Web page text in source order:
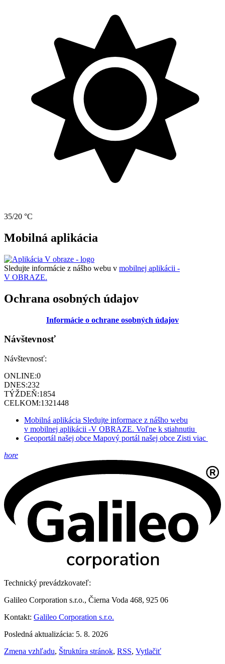
35/20 °C
Mobilná aplikácia
Sledujte informácie z nášho webu v mobilnej aplikácii -
V OBRAZE.
Ochrana osobných údajov
Informácie o ochrane osobných údajov
Návštevnosť
Návštevnosť:
ONLINE:0
DNES:232
TÝŽDEŇ:1854
CELKOM:1321448
Mobilná aplikácia Sledujte informace z nášho webu
v mobilnej aplikácii -V OBRAZE. Voľne k stiahnutiu
Geoportál našej obce Mapový portál našej obce Zisti viac
hore
Technický prevádzkovateľ:
Galileo Corporation s.r.o., Čierna Voda 468, 925 06
Kontakt: Galileo Corporation s.r.o.
Posledná aktualizácia: 5. 8. 2026
Zmena vzhľadu, Štruktúra stránok, RSS, Vytlačiť